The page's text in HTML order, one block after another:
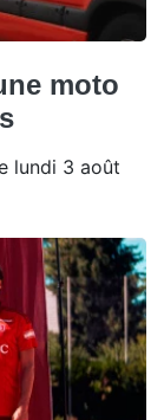
moto
lundi 3 août